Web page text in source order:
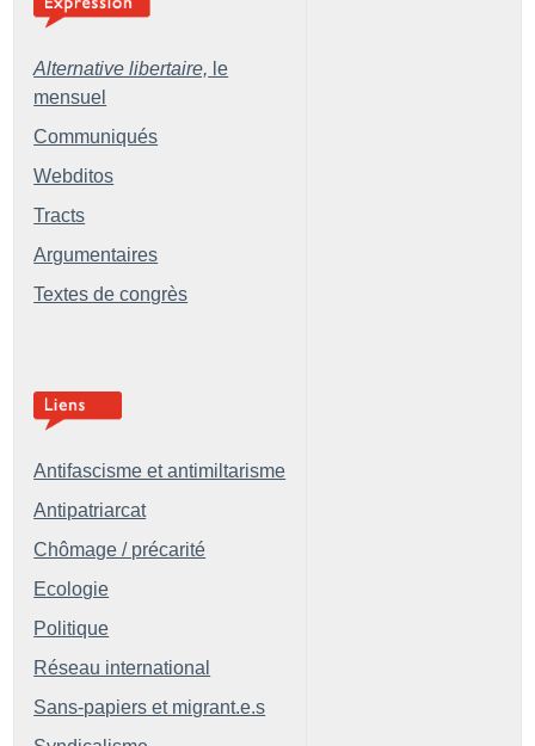
Alternative libertaire, le
mensuel
Communiqués
Webditos
Tracts
Argumentaires
Textes de congrès
Antifascisme et antimiltarisme
Antipatriarcat
Chômage / précarité
Ecologie
Politique
Réseau international
Sans-papiers et migrant.e.s